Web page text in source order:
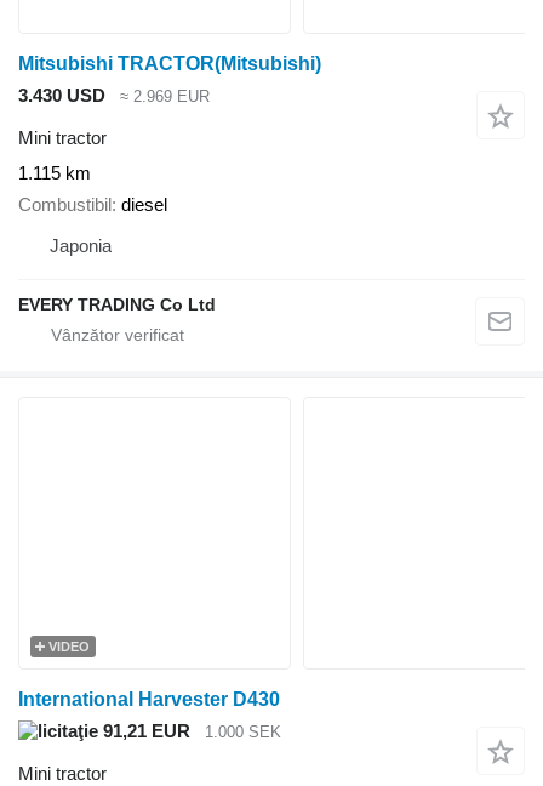
Mitsubishi TRACTOR(Mitsubishi)
3.430 USD
≈ 2.969 EUR
Mini tractor
1.115 km
Combustibil diesel
Japonia
EVERY TRADING Co Ltd
VIDEO
International Harvester D430
91,21 EUR
1.000 SEK
Mini tractor